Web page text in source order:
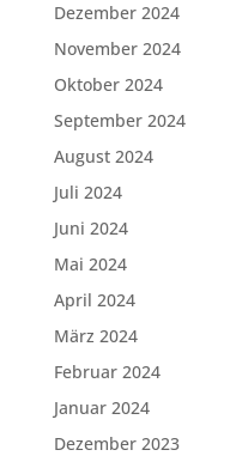
Dezember 2024
November 2024
Oktober 2024
September 2024
August 2024
Juli 2024
Juni 2024
Mai 2024
April 2024
März 2024
Februar 2024
Januar 2024
Dezember 2023